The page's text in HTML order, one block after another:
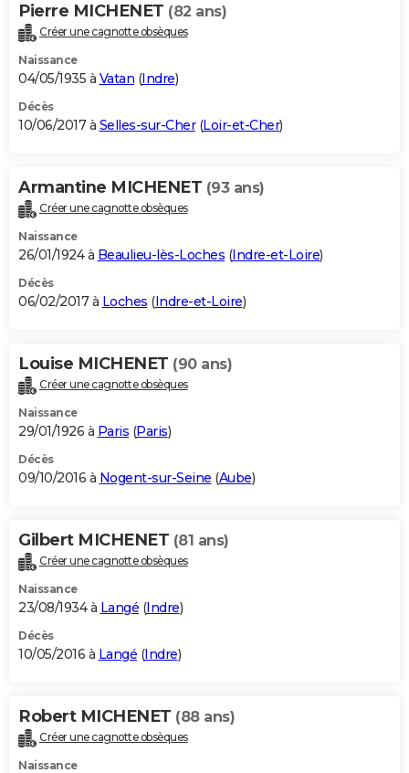
Pierre MICHENET (82 ans)
Créer une cagnotte obsèques
Naissance
04/05/1935 à Vatan (Indre)
Décès
10/06/2017 à Selles-sur-Cher(Loir-et-Cher)
Armantine MICHENET (93 ans)
Créer une cagnotte obsèques
Naissance
26/01/1924 à Beaulieu-lès-Loches (Indre-et-Loire)
Décès
06/02/2017 à Loches (Indre-et-Loire)
Louise MICHENET (90 ans)
Créer une cagnotte obsèques
Naissance
29/01/1926 à Paris (Paris)
Décès
09/10/2016 à Nogent-sur-Seine (Aube)
Gilbert MICHENET (81 ans)
Créer une cagnotte obsèques
Naissance
23/08/1934 à Langé (Indre)
Décès
10/05/2016 à Langé (Indre)
Robert MICHENET (88 ans)
Créer une cagnotte obsèques
Naissance